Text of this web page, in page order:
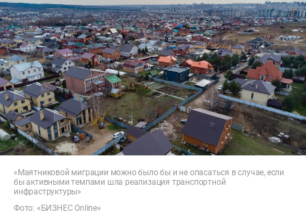
«Маятниковой миграции можно было бы и не опасаться в случае, если
бы активными темпами шла реализация транспортной
инфраструктуры»
Фото: «БИЗНЕС Online»